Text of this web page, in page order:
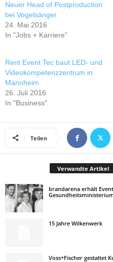
Neuer Head of Postproduction
bei Vogelsänger
24. Mai 2016
In "Jobs + Karriere"
Rent Event Tec baut LED- und
Videokompetenzzentrum in
Mannheim
26. Juli 2016
In "Business"
Teilen
Verwandte Artikel
brandarena erhält
15 Jahre Wilkenwerk
Voss+Fischer gestaltet